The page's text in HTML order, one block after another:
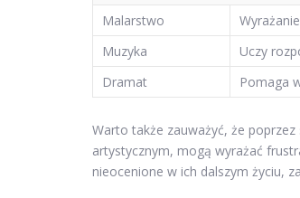
Malarstwo
Muzyka
Uczy
Dramat
Pomaga
Warto także zauważyć, że
artystycznym, mogą wyrażać
nieocenione w ich dalszym życiu,